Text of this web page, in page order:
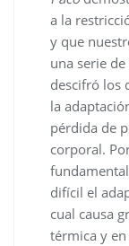
a la
y que
una serie
descifró los
la
pérdida de
corporal.
difícil el
cual causa
térmica y